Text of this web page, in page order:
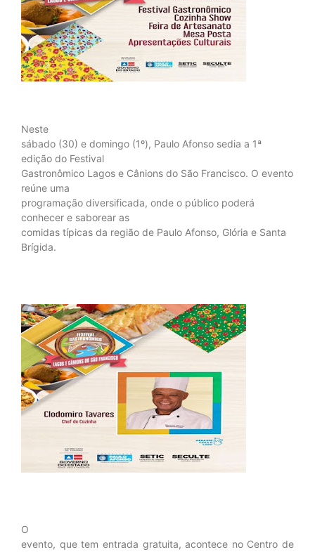
Neste
sábado (30) e domingo (1º), Paulo Afonso sedia a 1ª
edição do Festival
Gastronômico Lagos e Cânions do São Francisco. O evento
reúne uma
programação diversificada, onde o público poderá
conhecer e saborear as
comidas típicas da região de Paulo Afonso, Glória e Santa
Brígida.
O
evento, que tem entrada gratuita, acontece no Centro de